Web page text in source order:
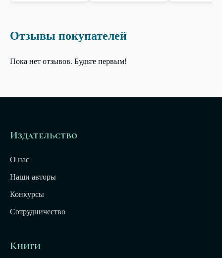
Отзывы покупателей
Пока нет отзывов. Будьте первым!
Издательство
О нас
Наши авторы
Конкурсы
Сотрудничество
Книги